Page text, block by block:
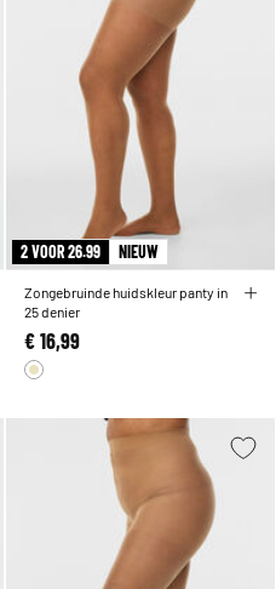
2 VOOR 26.99 NIEUW
Zongebruinde huidskleur panty in
25 denier
€ 16,99